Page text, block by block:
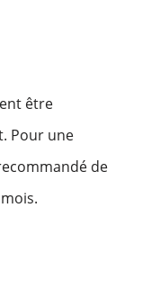
être
Pour une
de